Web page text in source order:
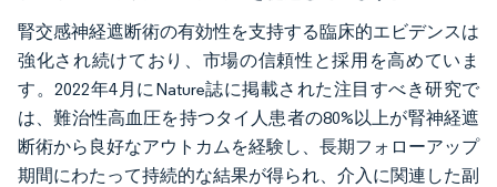
腎交感神経遮断術の有効性を支持する臨床的エビデンスは
強化され続けており、市場の信頼性と採用を高めていま
す。2022年4月にNature誌に掲載された注目すべき研究で
は、難治性高血圧を持つタイ人患者の80%以上が腎神経遮
断術から良好なアウトカムを経験し、長期フォローアップ
期間にわたって持続的な結果が得られ、介入に関連した副